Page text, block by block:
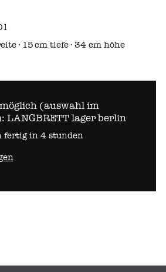
l
· 15 cm tiefe · 34 cm höhe
(auswahl im
LANGBRETT lager berlin
fertig in 4 stunden